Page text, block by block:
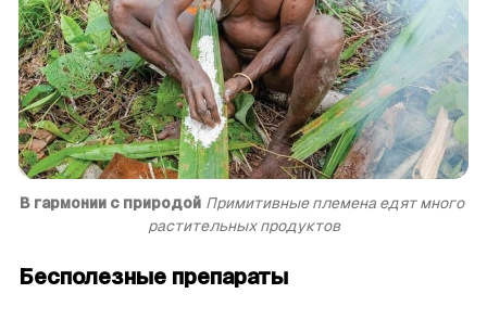
В гармонии с природой Примитивные племена едят много
растительных продуктов
Бесполезные препараты